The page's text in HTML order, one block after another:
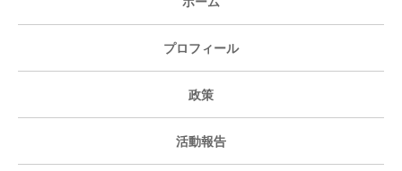
プロフィール
政策
活動報告